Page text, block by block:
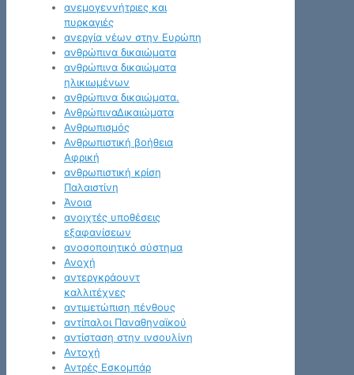
ανεμογεννήτριες και
πυρκαγιές
ανεργία νέων στην Ευρώπη
ανθρώπινα δικαιώματα
ανθρώπινα δικαιώματα
ηλικιωμένων
ανθρώπινα δικαιώματα.
ΑνθρώπιναΔικαιώματα
Ανθρωπισμός
Ανθρωπιστική βοήθεια
Αφρική
ανθρωπιστική κρίση
Παλαιστίνη
Άνοια
ανοιχτές υποθέσεις
εξαφανίσεων
ανοσοποιητικό σύστημα
Ανοχή
αντεργκράουντ
καλλιτέχνες
αντιμετώπιση πένθους
αντίπαλοι Παναθηναϊκού
αντίσταση στην ινσουλίνη
Αντοχή
Αντρές Εσκομπάρ